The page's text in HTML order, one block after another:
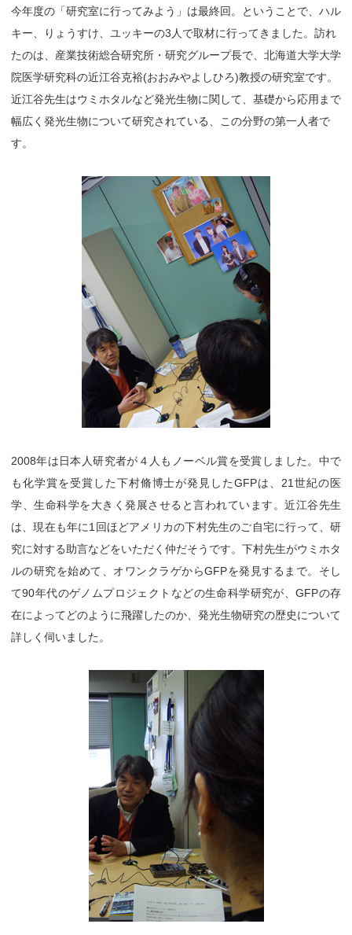
今年度の「研究室に行ってみよう」は最終回。ということで、ハル
キー、りょうすけ、ユッキーの3人で取材に行ってきました。訪れ
たのは、産業技術総合研究所・研究グループ長で、北海道大学大学
院医学研究科の近江谷克裕(おおみやよしひろ)教授の研究室です。
近江谷先生はウミホタルなど発光生物に関して、基礎から応用まで
幅広く発光生物について研究されている、この分野の第一人者で
す。
2008年は日本人研究者が４人もノーベル賞を受賞しました。中で
も化学賞を受賞した下村脩博士が発見したGFPは、21世紀の医
学、生命科学を大きく発展させると言われています。近江谷先生
は、現在も年に1回ほどアメリカの下村先生のご自宅に行って、研
究に対する助言などをいただく仲だそうです。下村先生がウミホタ
ルの研究を始めて、オワンクラゲからGFPを発見するまで。そし
て90年代のゲノムプロジェクトなどの生命科学研究が、GFPの存
在によってどのように飛躍したのか、発光生物研究の歴史について
詳しく伺いました。